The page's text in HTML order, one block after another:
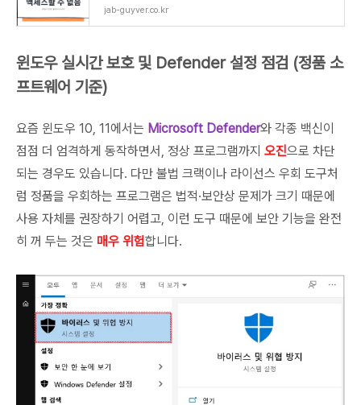
jab-guyver.co.kr
윈도우 실시간 보호 및 Defender 설정 점검 (정품 소
프트웨어 기준)
요즘 윈도우 10, 11에서는 Microsoft Defender와 각종 백신이
점점 더 엄격하게 동작하면서, 정상 프로그램까지 오진으로 차단
되는 경우도 있습니다. 다만 불법 크랙이나 라이선스 우회 도구처
럼 정품을 우회하는 프로그램은 법적·보안상 문제가 크기 때문에
사용 자체를 권장하기 어렵고, 이런 도구 때문에 보안 기능을 완전
히 꺼 두는 것은 매우 위험합니다.